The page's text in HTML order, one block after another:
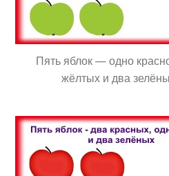
Пять яблок — одно
жёлтых и два